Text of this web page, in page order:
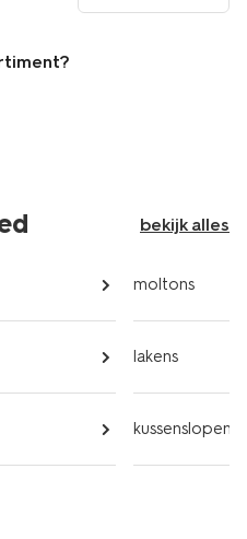
pagina
bekijk alles
moltons
lakens
kussenslopen